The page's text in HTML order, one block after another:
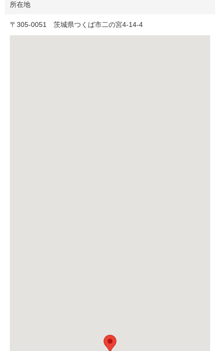
所在地
〒 305-0051 茨城県つくば市二の宮4-14-4